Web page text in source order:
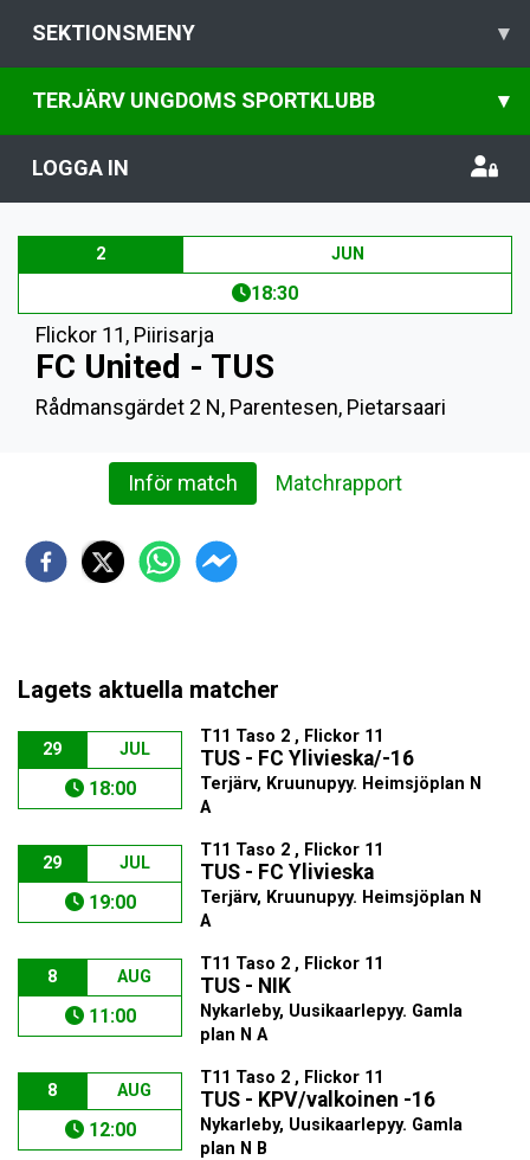
SEKTIONSMENY ▾
TERJÄRV UNGDOMS SPORTKLUBB ▾
LOGGA IN
2 JUN
18:30
Flickor 11, Piirisarja
FC United - TUS
Rådmansgärdet 2 N, Parentesen, Pietarsaari
Inför match Matchrapport
Lagets aktuella matcher
29 JUL
18:00
T11 Taso 2 , Flickor 11
TUS - FC Ylivieska/-16
Terjärv, Kruunupyy. Heimsjöplan N
A
29 JUL
19:00
T11 Taso 2 , Flickor 11
TUS - FC Ylivieska
Terjärv, Kruunupyy. Heimsjöplan N
A
8 AUG
11:00
T11 Taso 2 , Flickor 11
TUS - NIK
Nykarleby, Uusikaarlepyy. Gamla
plan N A
8 AUG
12:00
T11 Taso 2 , Flickor 11
TUS - KPV/valkoinen -16
Nykarleby, Uusikaarlepyy. Gamla
plan N B